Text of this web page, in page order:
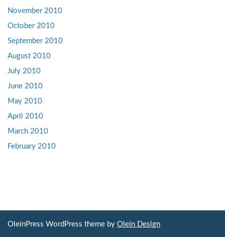
November 2010
October 2010
September 2010
August 2010
July 2010
June 2010
May 2010
April 2010
March 2010
February 2010
OleinPress WordPress theme by Olein Design